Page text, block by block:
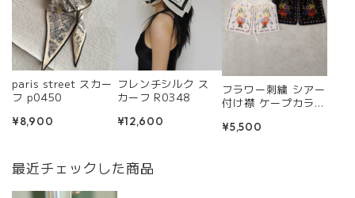
paris street スカー
フ p0450
¥8,900
フレンチシルク ス
カーフ R0348
¥12,600
フラワー刺繍 シアー
付け襟 ケープカラー
¥5,500
最近チェックした商品